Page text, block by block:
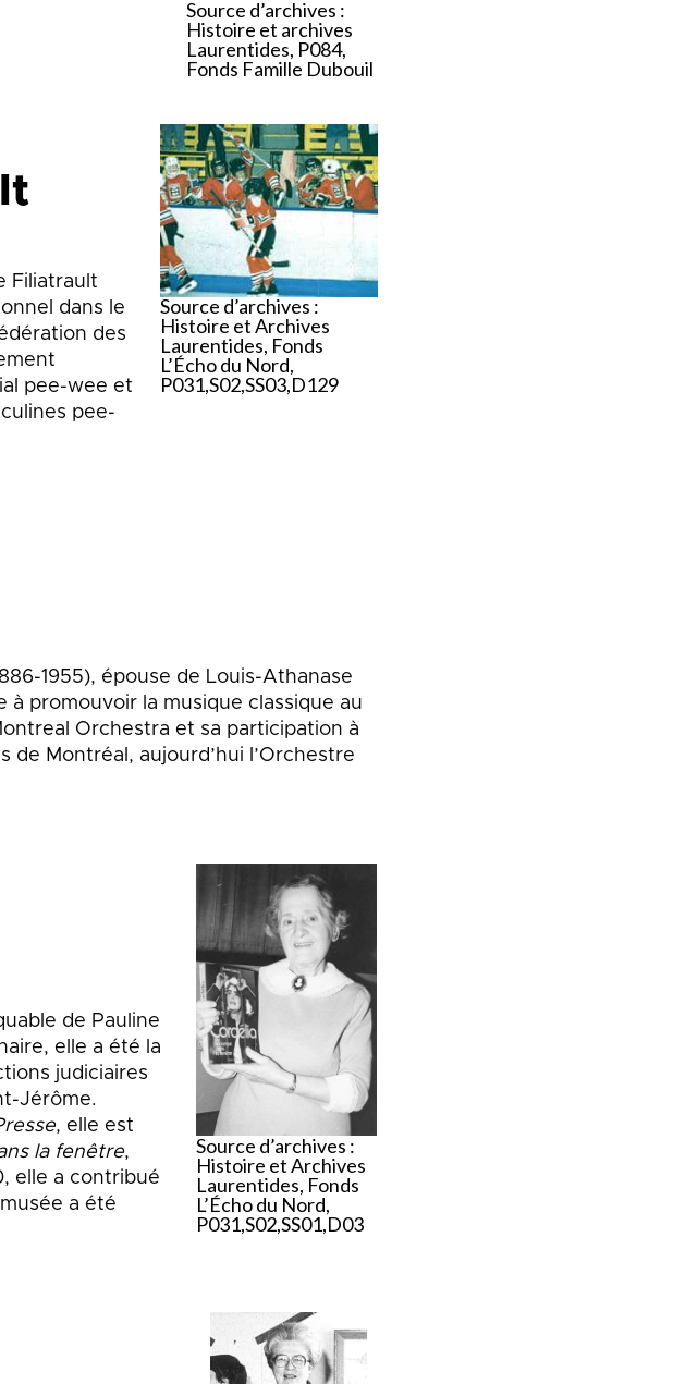
Source d’archives :
Histoire et archives
Laurentides, P084,
Fonds Famille Dubouil
Source d’archives :
Histoire et Archives
Laurentides, Fonds
L’Écho du Nord,
P031,S02,SS03,D129
Filiatrault
dans le
des
pee-wee et
pee-
1955), épouse de Louis-Athanase
à promouvoir la musique classique au
Orchestra et sa participation à
de Montréal, aujourd’hui l’Orchestre
Source d’archives :
Histoire et Archives
Laurentides, Fonds
L’Écho du Nord,
P031,S02,SS01,D03
de Pauline
elle a été la
judiciaires
Jérôme.
, elle est
la fenêtre,
elle a contribué
a été